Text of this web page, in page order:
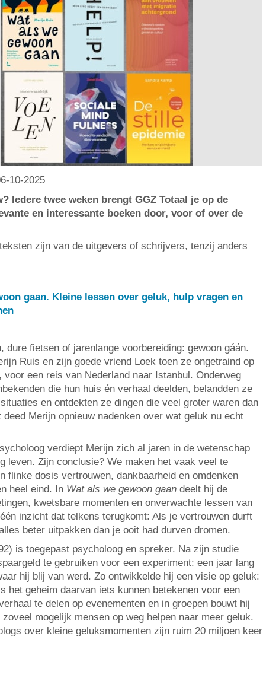
10-2025
Iedere twee weken brengt GGZ Totaal je op de
en interessante boeken door, voor of over de
zijn van de uitgevers of schrijvers, tenzij anders
gaan. Kleine lessen over geluk, hulp vragen en
dure fietsen of jarenlange voorbereiding: gewoon gáán.
Ruis en zijn goede vriend Loek toen ze ongetraind op
voor een reis van Nederland naar Istanbul. Onderweg
die hun huis én verhaal deelden, belandden ze
en ontdekten ze dingen die veel groter waren dan
Merijn opnieuw nadenken over wat geluk nu echt
verdiept Merijn zich al jaren in de wetenschap
leven. Zijn conclusie? We maken het vaak veel te
flinke dosis vertrouwen, dankbaarheid en omdenken
heel eind. In Wat als we gewoon gaan deelt hij de
kwetsbare momenten en onverwachte lessen van
inzicht dat telkens terugkomt: Als je vertrouwen durft
beter uitpakken dan je ooit had durven dromen.
is toegepast psycholoog en spreker. Na zijn studie
te gebruiken voor een experiment: een jaar lang
hij blij van werd. Zo ontwikkelde hij een visie op geluk:
het geheim daarvan iets kunnen betekenen voor een
te delen op evenementen en in groepen bouwt hij
mogelijk mensen op weg helpen naar meer geluk.
over kleine geluksmomenten zijn ruim 20 miljoen keer